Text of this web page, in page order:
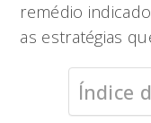
remédio
as estratégias
Índice